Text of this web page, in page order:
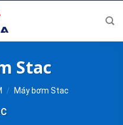
Stac
/ Máy bơm Stac